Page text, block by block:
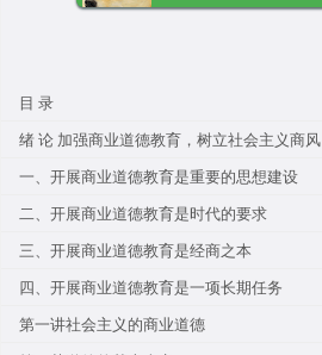
目 录
绪 论 加强商业道德教育，树立社会主义商风
一、开展商业道德教育是重要的思想建设
二、开展商业道德教育是时代的要求
三、开展商业道德教育是经商之本
四、开展商业道德教育是一项长期任务
第一讲社会主义的商业道德